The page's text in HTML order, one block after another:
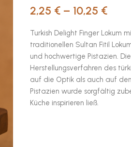
2,25 € – 10,25 €
Turkish Delight Finger Lokum
traditionellen Sultan Fitil
und hochwertige Pistazien.
Herstellungsverfahren des
auf die Optik als auch auf
Pistazien wurde sorgfältig
Küche inspirieren ließ.